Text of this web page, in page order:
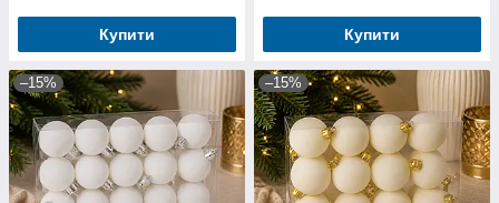
Купити Купити
–15% –15%